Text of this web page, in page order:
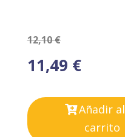
12,10€
11,49 €
Añadir al
carrito